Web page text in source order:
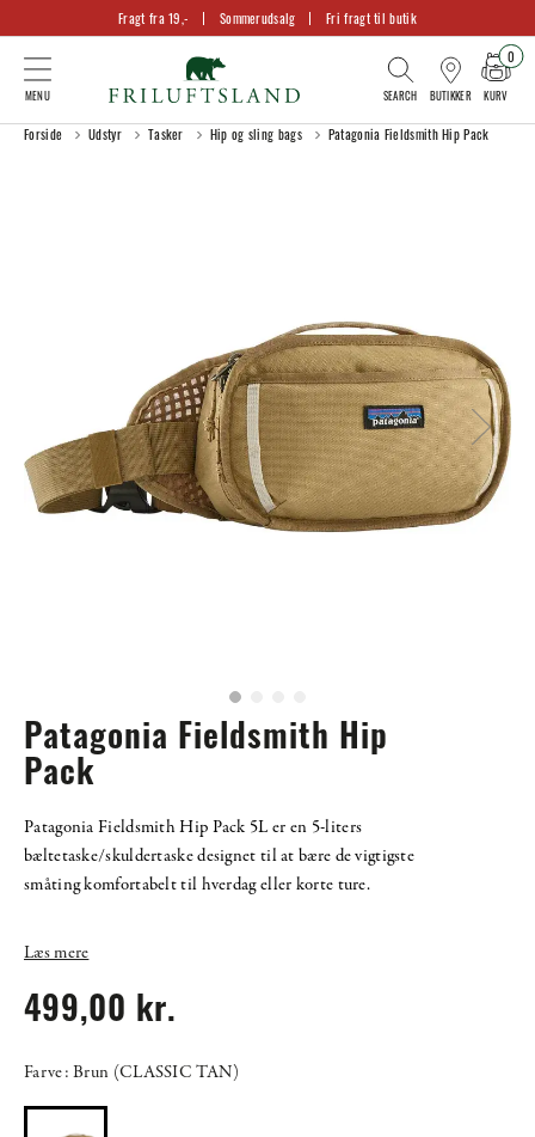
Fragt fra 19,- Sommerudsalg Fri fragt til butik
BUTIKKER KURV
0
Forside Udstyr Tasker Hip og sling bags Patagonia Fieldsmith Hip Pack
Patagonia Fieldsmith Hip
Pack
Patagonia Fieldsmith Hip Pack 5L er en 5-liters
bæltetaske/skuldertaske designet til at bære de vigtigste
småting komfortabelt til hverdag eller korte ture.
Læs mere
499,00 kr.
Farve: Brun (CLASSIC TAN)